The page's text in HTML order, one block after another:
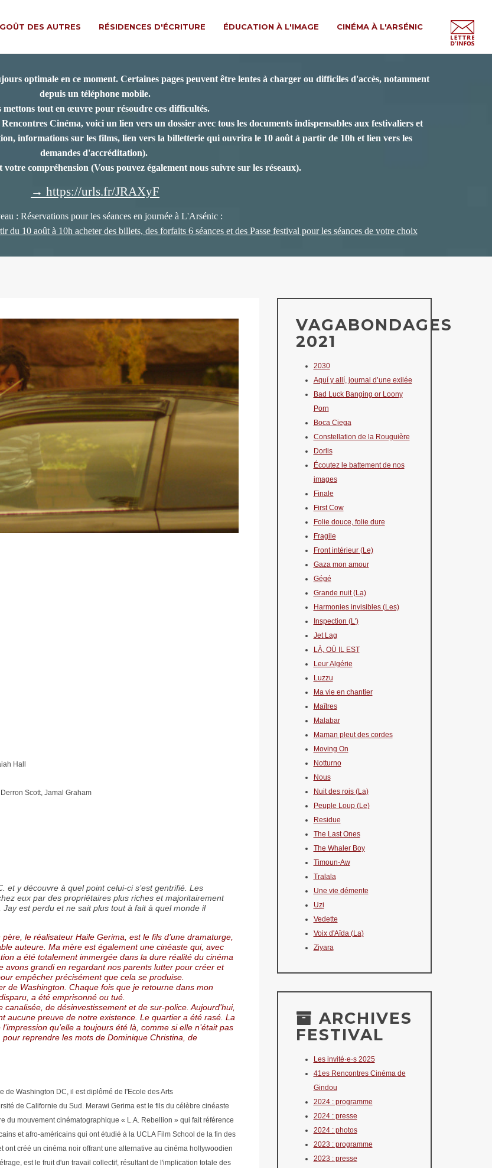
DES AUTRES RÉSIDENCES D'ÉCRITURE ÉDUCATION À L'IMAGE CINÉMA À L'ARSÉNIC
optimale en ce moment. Certaines pages peuvent être lentes à charger ou difficiles d'accès, notamment
depuis un téléphone mobile.
mettons tout en œuvre pour résoudre ces difficultés.
Cinéma, voici un lien vers un dossier avec tous les documents indispensables aux festivaliers et
informations sur les films, lien vers la billetterie qui ouvrira le 10 août à partir de 10h et lien vers les
demandes d'accréditation).
votre compréhension (Vous pouvez également nous suivre sur les réseaux).
→ https://urls.fr/JRAXyF
: Réservations pour les séances en journée à L'Arsénic :
10 août à 10h acheter des billets, des forfaits 6 séances et des Passe festival pour les séances de votre choix
Hall
Scott, Jamal Graham
y découvre à quel point celui-ci s’est gentrifié. Les
eux par des propriétaires plus riches et majoritairement
est perdu et ne sait plus tout à fait à quel monde il
le réalisateur Haile Gerima, est le fils d’une dramaturge,
auteure. Ma mère est également une cinéaste qui, avec
a été totalement immergée dans la dure réalité du cinéma
grandi en regardant nos parents lutter pour créer et
empêcher précisément que cela se produise.
de Washington. Chaque fois que je retourne dans mon
a été emprisonné ou tué.
de désinvestissement et de sur-police. Aujourd’hui,
aucune preuve de notre existence. Le quartier a été rasé. La
qu’elle a toujours été là, comme si elle n’était pas
reprendre les mots de Dominique Christina, de
de Washington DC, il est diplômé de l'Ecole des Arts
de Californie du Sud. Merawi Gerima est le fils du célèbre cinéaste
du mouvement cinématographique « L.A. Rebellion » qui fait référence
et afro-américains qui ont étudié à la UCLA Film School de la fin des
ont créé un cinéma noir offrant une alternative au cinéma hollywoodien
est le fruit d'un travail collectif, résultant de l'implication totale des
VAGABONDAGES
2021
2030
Aquí y allí, journal d’une exilée
Bad Luck Banging or Loony
Porn
Boca Ciega
Constellation de la Rouguière
Dorlis
Écoutez le battement de nos
images
Finale
First Cow
Folie douce, folie dure
Fragile
Front intérieur (Le)
Gaza mon amour
Gégé
Grande nuit (La)
Harmonies invisibles (Les)
Inspection (L')
Jet Lag
LÀ, OÙ IL EST
Leur Algérie
Luzzu
Ma vie en chantier
Maîtres
Malabar
Maman pleut des cordes
Moving On
Notturno
Nous
Nuit des rois (La)
Peuple Loup (Le)
Residue
The Last Ones
The Whaler Boy
Timoun-Aw
Tralala
Une vie démente
Uzi
Vedette
Voix d'Aïda (La)
Ziyara
ARCHIVES
FESTIVAL
Les invité·e·s 2025
41es Rencontres Cinéma de
Gindou
2024 : programme
2024 : presse
2024 : photos
2023 : programme
2023 : presse